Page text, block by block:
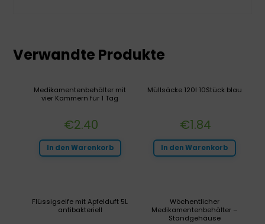
Verwandte Produkte
Müllsäcke 120l 10Stück blau
€1.84
In den Warenkorb
Medikamentenbehälter mit
vier Kammern für 1 Tag
€2.40
In den Warenkorb
Wöchentlicher
Medikamentenbehälter –
Standgehäuse
Flüssigseife mit Apfelduft 5L
antibakteriell